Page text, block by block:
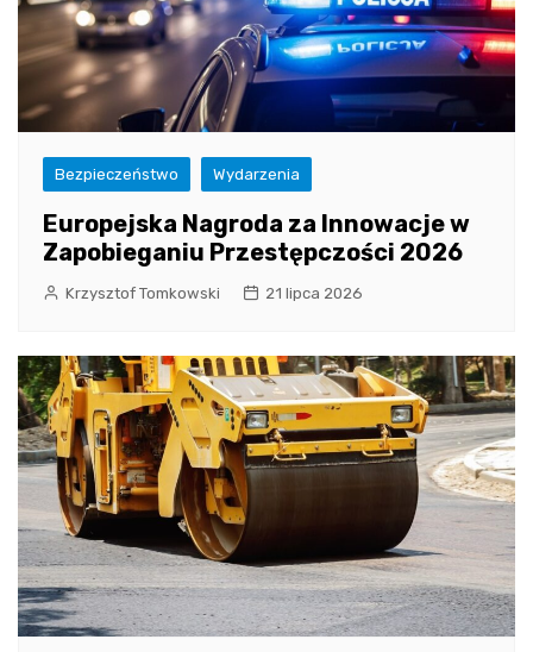
Bezpieczeństwo Wydarzenia
Europejska Nagroda za Innowacje w
Zapobieganiu Przestępczości 2026
Krzysztof Tomkowski 21 lipca 2026